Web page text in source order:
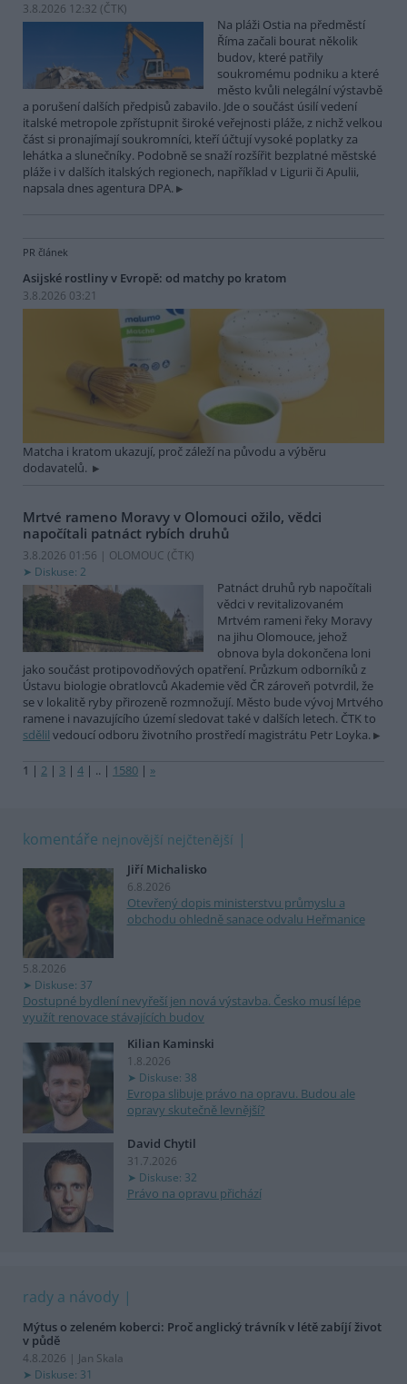
3.8.2026 12:32 (ČTK)
Na pláži Ostia na předměstí
Říma začali bourat několik
budov, které patřily
soukromému podniku a které
město kvůli nelegální výstavbě
a porušení dalších předpisů zabavilo. Jde o součást úsilí vedení
italské metropole zpřístupnit široké veřejnosti pláže, z nichž velkou
část si pronajímají soukromníci, kteří účtují vysoké poplatky za
lehátka a slunečníky. Podobně se snaží rozšířit bezplatné městské
pláže i v dalších italských regionech, například v Ligurii či Apulii,
napsala dnes agentura DPA.
PR článek
Asijské rostliny v Evropě: od matchy po kratom
3.8.2026 03:21
Matcha i kratom ukazují, proč záleží na původu a výběru
dodavatelů.
Mrtvé rameno Moravy v Olomouci ožilo, vědci
napočítali patnáct rybích druhů
3.8.2026 01:56 | OLOMOUC (ČTK)
Diskuse: 2
Patnáct druhů ryb napočítali
vědci v revitalizovaném
Mrtvém rameni řeky Moravy
na jihu Olomouce, jehož
obnova byla dokončena loni
jako součást protipovodňových opatření. Průzkum odborníků z
Ústavu biologie obratlovců Akademie věd ČR zároveň potvrdil, že
se v lokalitě ryby přirozeně rozmnožují. Město bude vývoj Mrtvého
ramene i navazujícího území sledovat také v dalších letech. ČTK to
sdělil vedoucí odboru životního prostředí magistrátu Petr Loyka.
1 | 2 | 3 | 4 | .. | 1580 | »
komentáře nejnovější nejčtenější
Jiří Michalisko
6.8.2026
Otevřený dopis ministerstvu průmyslu a
obchodu ohledně sanace odvalu Heřmanice
5.8.2026
Diskuse: 37
Dostupné bydlení nevyřeší jen nová výstavba. Česko musí lépe
využít renovace stávajících budov
Kilian Kaminski
1.8.2026
Diskuse: 38
Evropa slibuje právo na opravu. Budou ale
opravy skutečně levnější?
David Chytil
31.7.2026
Diskuse: 32
Právo na opravu přichází
rady a návody
Mýtus o zeleném koberci: Proč anglický trávník v létě zabíjí život
v půdě
4.8.2026 | Jan Skala
Diskuse: 31